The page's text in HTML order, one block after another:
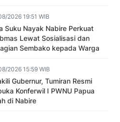
2026 19:51 WIB
Suku Nayak Nabire Perkuat
Lewat Sosialisasi dan
Sembako kepada Warga
2026 15:59 WIB
Gubernur, Tumiran Resmi
Konferwil I PWNU Papua
di Nabire